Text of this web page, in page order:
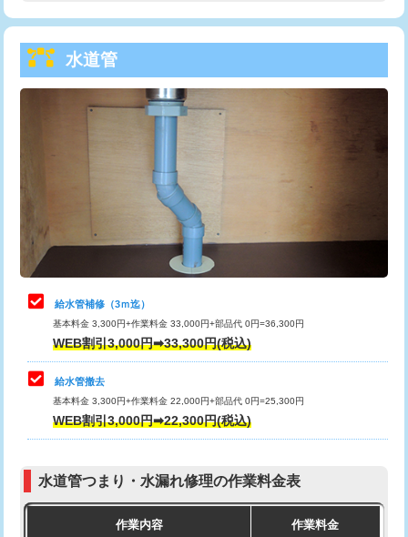
給水管工事※（ライニング鋼管・銅
管・ポリ管・HT管使用/3ｍまで)
給水管工事※（ライニング鋼管・銅
管・ポリ管・HT管使用/3ｍ超え)
排水管工事（土の掘削・埋め戻し作
11,000円~
排水管工事（排水管工事/3ｍまで） 55,000円
排水管工事（追加 排水管工事/3ｍ超
マス交換（土の掘削・埋め戻し作業）
マス交換（深さ50㎝未満）
マス交換（深さ50㎝以上）
コンクリート斫り（厚さ10㎝まで）
トーラー機使用/3mまで
追加トーラー機使用/3m超え
33,000円
8,800円
止水・漏水調査・防水処理・清掃・修
理・調整・分解・加工など（軽作業）
11,000円
止水・漏水調査・防水処理・清掃・修
理・調整・分解・加工など（中作業）
止水・漏水調査・防水処理・清掃・修
理・調整・分解・加工など（重作業）
33,000円
その他部品の脱着
交換・取付（タンク）
式）)
式・ワンホール）)
水道管
給水管補修（3ｍ迄）
基本料金 3,300円+作業料金 33,000円+部品代 0円=36,300円
WEB割引3,000円➡33,300円(税込)
給水管撤去
基本料金 3,300円+作業料金 22,000円+部品代 0円=25,300円
WEB割引3,000円➡22,300円(税込)
水道管つまり・水漏れ修理の作業料金表
作業内容 作業料金